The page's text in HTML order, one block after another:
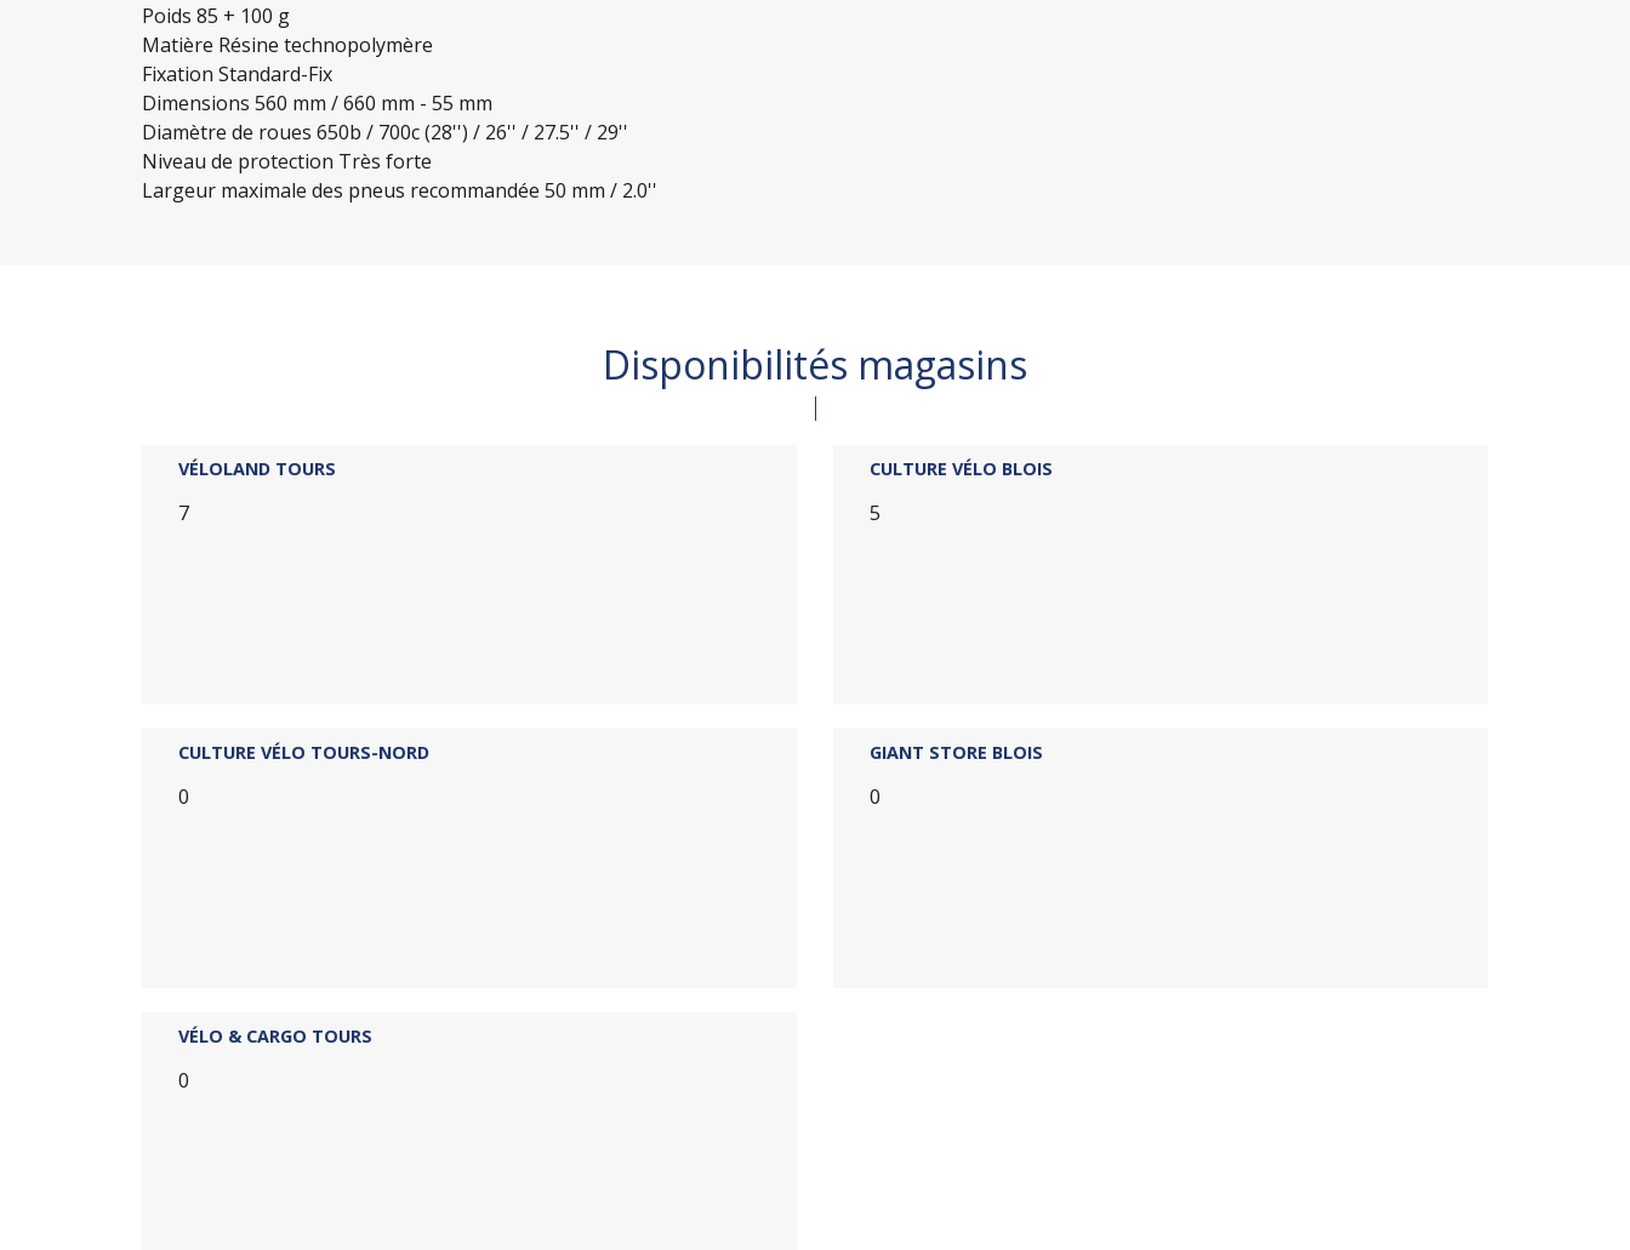
Poids 85 + 100 g
Matière Résine technopolymère
Fixation Standard-Fix
Dimensions 560 mm / 660 mm - 55 mm
Diamètre de roues 650b / 700c (28'') / 26'' / 27.5'' / 29''
Niveau de protection Très forte
Largeur maximale des pneus recommandée 50 mm / 2.0''
Disponibilités magasins
VÉLOLAND TOURS
7
CULTURE VÉLO BLOIS
5
CULTURE VÉLO TOURS-NORD
0
GIANT STORE BLOIS
0
VÉLO & CARGO TOURS
0